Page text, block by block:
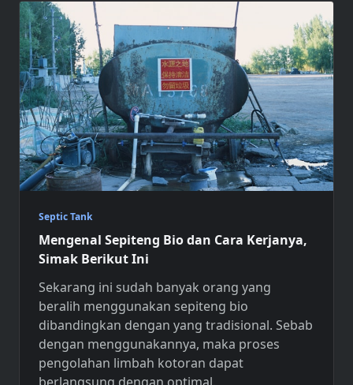
Septic Tank
Mengenal Sepiteng Bio dan Cara Kerjanya,
Simak Berikut Ini
Sekarang ini sudah banyak orang yang
beralih menggunakan sepiteng bio
dibandingkan dengan yang tradisional. Sebab
dengan menggunakannya, maka proses
pengolahan limbah kotoran dapat